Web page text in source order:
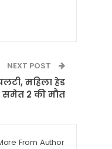
NEXT POST
महिला हेड
2 की मौत
From Author